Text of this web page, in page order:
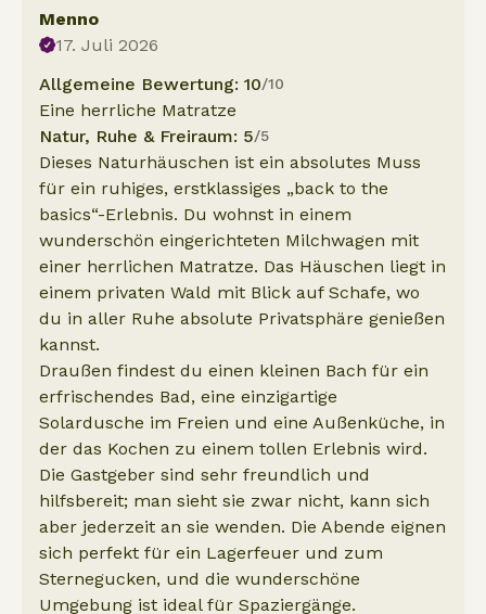
Menno
17. Juli 2026
Allgemeine Bewertung: 10/10
Eine herrliche Matratze
Natur, Ruhe & Freiraum: 5/5
Dieses Naturhäuschen ist ein absolutes Muss
für ein ruhiges, erstklassiges „back to the
basics“-Erlebnis. Du wohnst in einem
wunderschön eingerichteten Milchwagen mit
einer herrlichen Matratze. Das Häuschen liegt in
einem privaten Wald mit Blick auf Schafe, wo
du in aller Ruhe absolute Privatsphäre genießen
kannst.
Draußen findest du einen kleinen Bach für ein
erfrischendes Bad, eine einzigartige
Solardusche im Freien und eine Außenküche, in
der das Kochen zu einem tollen Erlebnis wird.
Die Gastgeber sind sehr freundlich und
hilfsbereit; man sieht sie zwar nicht, kann sich
aber jederzeit an sie wenden. Die Abende eignen
sich perfekt für ein Lagerfeuer und zum
Sternegucken, und die wunderschöne
Umgebung ist ideal für Spaziergänge.